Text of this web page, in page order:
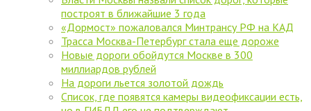
построят в ближайшие 3 года
«Дормост» пожаловался Минтрансу РФ на КАД
Трасса Москва-Петербург стала еще дороже
Новые дороги обойдутся Москве в 300
миллиардов рублей
На дороги льется золотой дождь
Список, где появятся камеры видеофиксации есть,